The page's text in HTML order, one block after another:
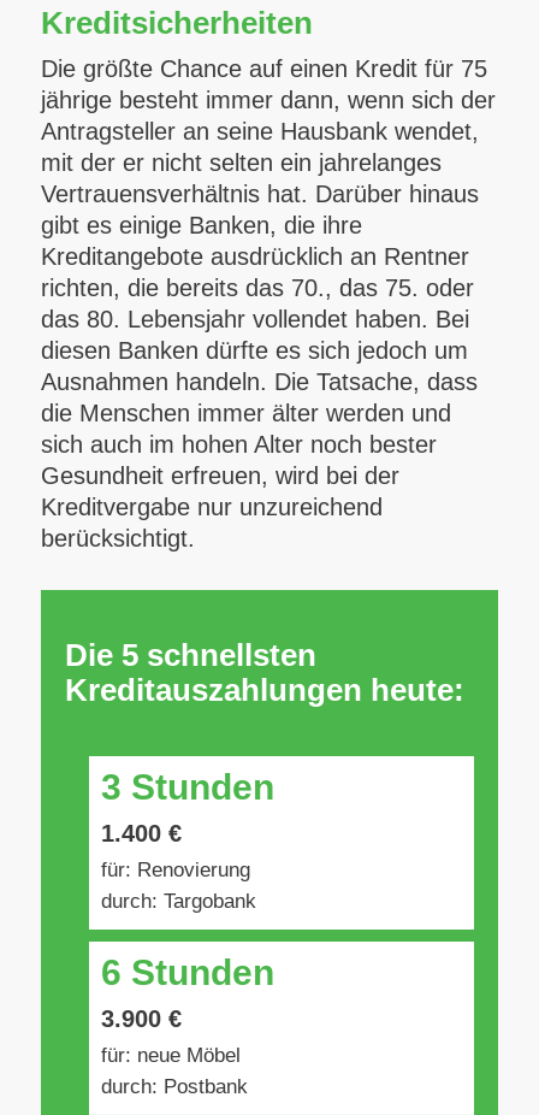
Kreditsicherheiten
Die größte Chance auf einen Kredit für 75
jährige besteht immer dann, wenn sich der
Antragsteller an seine Hausbank wendet,
mit der er nicht selten ein jahrelanges
Vertrauensverhältnis hat. Darüber hinaus
gibt es einige Banken, die ihre
Kreditangebote ausdrücklich an Rentner
richten, die bereits das 70., das 75. oder
das 80. Lebensjahr vollendet haben. Bei
diesen Banken dürfte es sich jedoch um
Ausnahmen handeln. Die Tatsache, dass
die Menschen immer älter werden und
sich auch im hohen Alter noch bester
Gesundheit erfreuen, wird bei der
Kreditvergabe nur unzureichend
berücksichtigt.
Die 5 schnellsten
Kreditauszahlungen heute:
3 Stunden
1.400 €
für: Renovierung
durch: Targobank
6 Stunden
3.900 €
für: neue Möbel
durch: Postbank